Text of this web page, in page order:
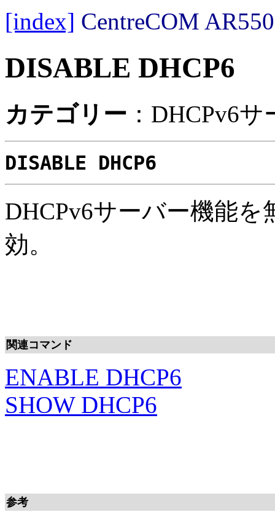
[index] CentreCOM
DISABLE DHCP6
カテゴリー ：DHCPv6
DISABLE DHCP6
DHCPv6サーバー機能
効。
関連コマンド
ENABLE DHCP6
SHOW DHCP6
参考